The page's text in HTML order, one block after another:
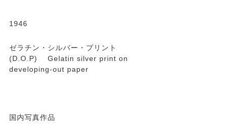
1946
ゼラチン・シルバー・プリント
(D.O.P) Gelatin silver print on
developing-out paper
国内写真作品